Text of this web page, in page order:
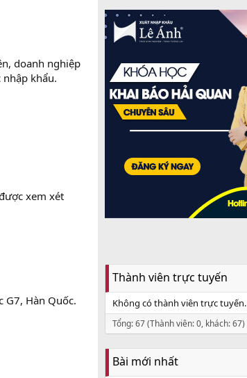
doanh nghiệp
khẩu.
xem xét
G7, Hàn Quốc.
Thành viên trực tuyến
Không có thành viên trực tuyến.
Tổng: 67 (Thành viên: 0, khách: 67)
Bài mới nhất